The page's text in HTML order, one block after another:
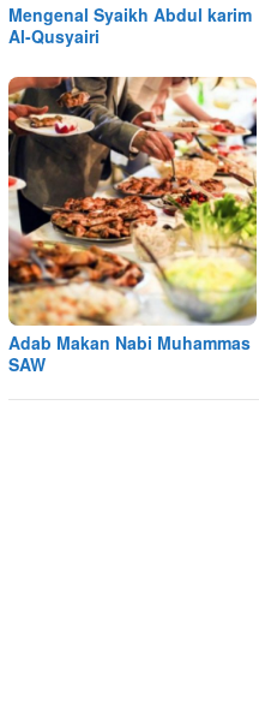
Mengenal Syaikh Abdul karim
Al-Qusyairi
Adab Makan Nabi Muhammas
SAW